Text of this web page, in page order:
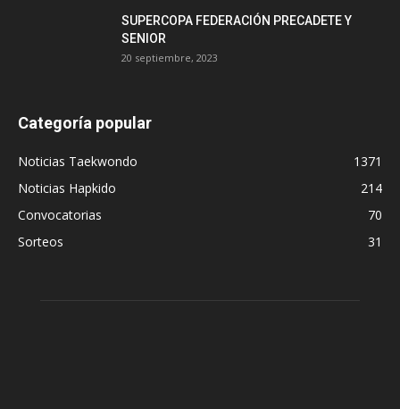
SUPERCOPA FEDERACIÓN PRECADETE Y
SENIOR
20 septiembre, 2023
Categoría popular
Noticias Taekwondo
1371
Noticias Hapkido
214
Convocatorias
70
Sorteos
31